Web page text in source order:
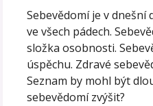
Sebevědomí je v dnešní
ve všech pádech.
složka osobnosti.
úspěchu. Zdravé
Seznam by mohl být
sebevědomí zvýšit?